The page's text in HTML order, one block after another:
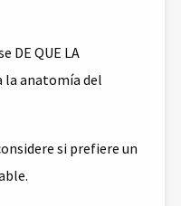
DE QUE LA
la anatomía del
si prefiere un